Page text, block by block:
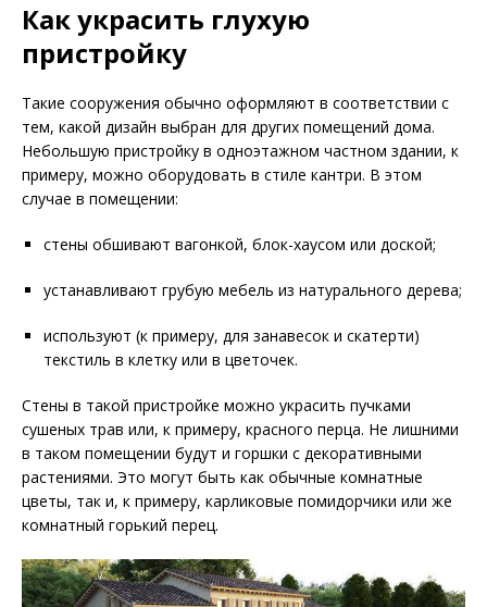
Как украсить глухую
пристройку
Такие сооружения обычно оформляют в соответствии с
тем, какой дизайн выбран для других помещений дома.
Небольшую пристройку в одноэтажном частном здании, к
примеру, можно оборудовать в стиле кантри. В этом
случае в помещении:
стены обшивают вагонкой, блок-хаусом или доской;
устанавливают грубую мебель из натурального дерева;
используют (к примеру, для занавесок и скатерти)
текстиль в клетку или в цветочек.
Стены в такой пристройке можно украсить пучками
сушеных трав или, к примеру, красного перца. Не лишними
в таком помещении будут и горшки с декоративными
растениями. Это могут быть как обычные комнатные
цветы, так и, к примеру, карликовые помидорчики или же
комнатный горький перец.